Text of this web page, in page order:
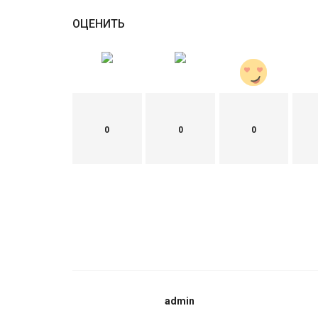
ОЦЕНИТЬ
0 0 0
admin